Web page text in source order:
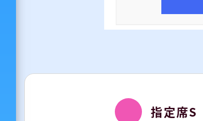
指定席S